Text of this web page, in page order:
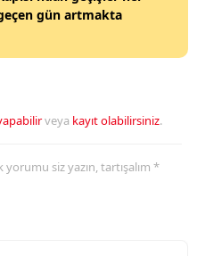
gün artmakta
veya kayıt olabilirsiniz.
siz yazın, tartışalım *